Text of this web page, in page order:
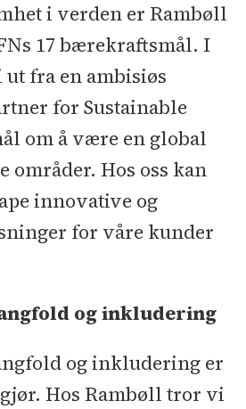
i verden er Rambøll
17 bærekraftsmål. I
fra en ambisiøs
for Sustainable
om å være en global
områder. Hos oss kan
innovative og
for våre kunder
og inkludering
og inkludering er
Hos Rambøll tror vi